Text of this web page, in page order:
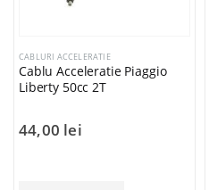
CABLURI ACCELERATIE
Cablu Acceleratie Piaggio
Liberty 50cc 2T
44,00 lei